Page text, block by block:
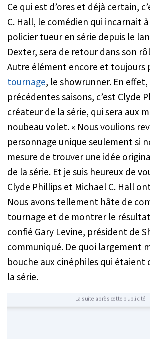
Ce qui est d’ores et déjà certain,
C. Hall, le comédien qui incarnait
policier tueur en série depuis le
Dexter, sera de retour dans son
Autre élément encore et toujours
tournage, le showrunner. En
précédentes saisons, c’est Clyde
créateur de la série, qui sera aux
noubeau volet.« Nous voulions
personnage unique seulement si
mesure de trouver une idée
de la série. Et je suis heureux de
Clyde Phillips et Michael C. Hall
Nous avons tellement hâte de
tournage et de montrer le
confié Gary Levine, président de
communiqué. De quoi largement
bouche aux cinéphiles qui étaient
la série.
La suite après cette publicité